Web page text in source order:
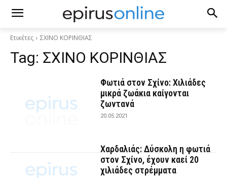
Ετικέτες ΣΧΙΝΟ ΚΟΡΙΝΘΙΑΣ
Tag: ΣΧΙΝΟ ΚΟΡΙΝΘΙΑΣ
Φωτιά στον Σχίνο: Χιλιάδες
μικρά ζωάκια καίγονται
ζωντανά
20.05.2021
Χαρδαλιάς: Δύσκολη η φωτιά
στον Σχίνο, έχουν καεί 20
χιλιάδες στρέμματα